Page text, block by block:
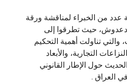
من الخبراء لمناقشة ورقة
دعدوش، حيث تطرقوا إلى
تناولت أهمية التحكيم
التجارية، والأبعاد
حول الإطار القانوني
العراق .